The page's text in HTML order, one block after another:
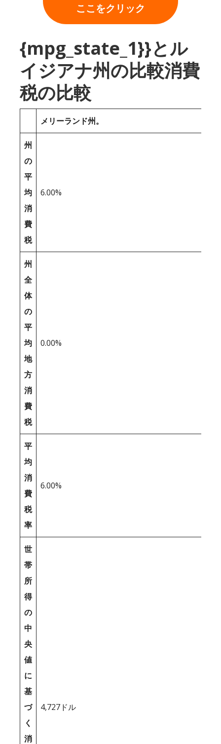
ここをクリック
{mpg_state_1}}とル
イジアナ州の比較消費
税の比較
メリーランド州。
州
の
平
均
消
費
税
6.00%
州
全
体
の
平
均
地
方
消
費
税
0.00%
平
均
消
費
税
率
6.00%
世
帯
所
得
の
中
央
値
に
基
づ
く
消
4,727ドル